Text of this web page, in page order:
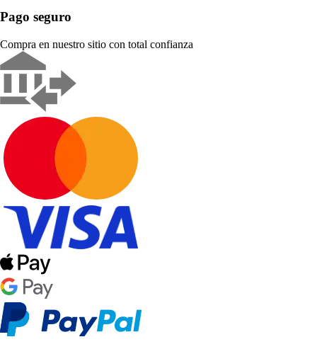
Pago seguro
Compra en nuestro sitio con total confianza